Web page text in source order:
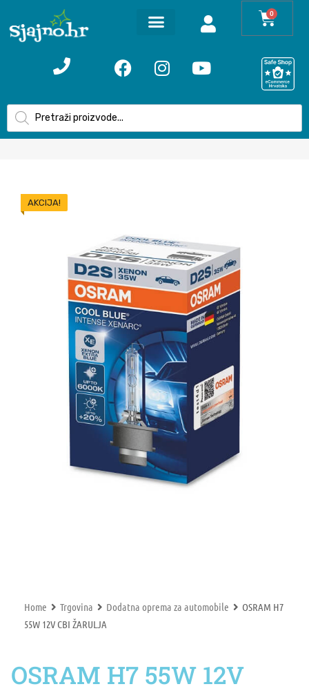
0
Home Trgovina Dodatna oprema za automobile
OSRAM H7
55W 12V CBI ŽARULJA
OSRAM H7 55W 12V
AKCIJA!